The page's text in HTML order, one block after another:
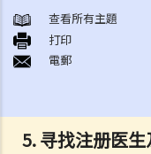
5. 寻找注册医
持久授权书的精要和它可
1. 相关法律
1. 我年纪已老，打算让儿
任何合法的事。我也知道
多。对我来说，这应该是
查看所有主題
打印
電郵